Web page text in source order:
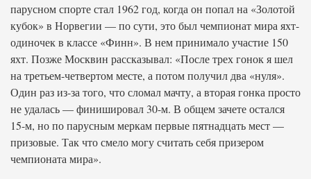
парусном спорте стал 1962 год, когда он попал на «Золотой
кубок» в Норвегии — по сути, это был чемпионат мира яхт-
одиночек в классе «Финн». В нем принимало участие 150
яхт. Позже Москвин рассказывал: «После трех гонок я шел
на третьем-четвертом месте, а потом получил два «нуля».
Один раз из-за того, что сломал мачту, а вторая гонка просто
не удалась — финишировал 30-м. В общем зачете остался
15-м, но по парусным меркам первые пятнадцать мест —
призовые. Так что смело могу считать себя призером
чемпионата мира».